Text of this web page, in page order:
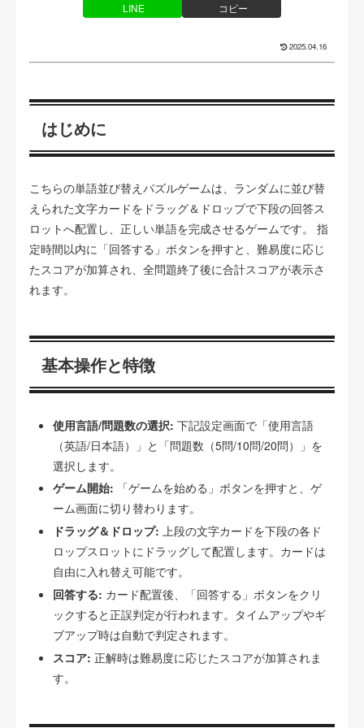
LINE コピー
2025.04.16
はじめに
こちらの単語並び替えパズルゲームは、ランダムに並び替
えられた文字カードをドラッグ＆ドロップで下段の回答ス
ロットへ配置し、正しい単語を完成させるゲームです。 指
定時間以内に「回答する」ボタンを押すと、難易度に応じ
たスコアが加算され、全問題終了後に合計スコアが表示さ
れます。
基本操作と特徴
使用言語/問題数の選択: 下記設定画面で「使用言語
（英語/日本語）」と「問題数（5問/10問/20問）」を
選択します。
ゲーム開始: 「ゲームを始める」ボタンを押すと、ゲ
ーム画面に切り替わります。
ドラッグ＆ドロップ: 上段の文字カードを下段の各ド
ロップスロットにドラッグして配置します。カードは
自由に入れ替え可能です。
回答する: カード配置後、「回答する」ボタンをクリ
ックすると正誤判定が行われます。タイムアップやギ
ブアップ時は自動で判定されます。
スコア: 正解時は難易度に応じたスコアが加算されま
す。